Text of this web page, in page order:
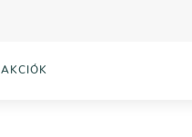
AKCIÓK